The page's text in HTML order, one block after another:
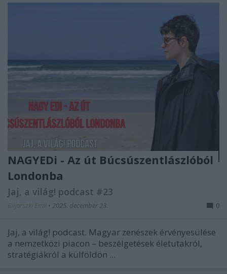
NAGYEDi - Az út Búcsúszentlászlóból
Londonba
Jaj, a világ! podcast #23
Biljarszki Emil • 2025. december 23. 0
Jaj, a világ! podcast. Magyar zenészek érvényesülése
a nemzetközi piacon – beszélgetések életutakról,
stratégiákról a külföldön ...